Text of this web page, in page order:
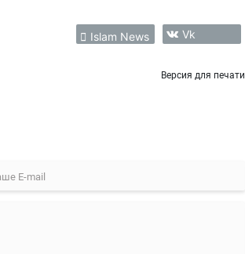
Islam News Vk
Версия для печати